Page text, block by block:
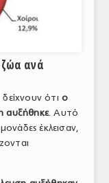
ζώα ανά
ότι ο
αυξήθηκε. Αυτό
έκλεισαν,